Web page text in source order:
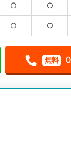
○ ○
○ ○
無料